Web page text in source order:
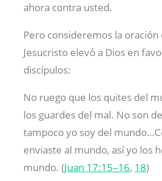
ahora contra usted.
Pero consideremos la oración
Jesucristo elevó a Dios en
discípulos:
No ruego que los quites del
los guardes del mal. No son
tampoco yo soy del
enviaste al mundo, así yo los
mundo. (Juan 17:15–16, 18)